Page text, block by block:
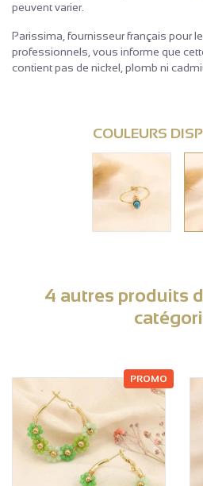
peuvent varier.
Parissima, fournisseur français pour
professionnels, vous informe que
contient pas de nickel, plomb ni
COULEURS
4 autres produits
PROMO